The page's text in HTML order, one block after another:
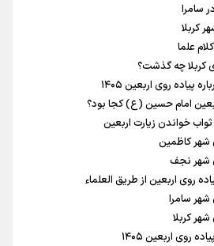
پاکستان و عربستان با محوریت تحولات
کرد، امّا اسرائیل برنامه‌ای برای صلح
معجزه است و نه خیانت
بعد از خبر ۲۲
سامرا
کربلا
علما
کربلا چه گذشت؟
پیاده روی اربعین ۱۴۰۵
امام حسین (ع) کجا بود؟
خواندن زیارت اربعین
شهر کاظمین
شهر نجف
روی اربعین از طریق العلماء
سامرا
کربلا
روی اربعین ۱۴۰۵